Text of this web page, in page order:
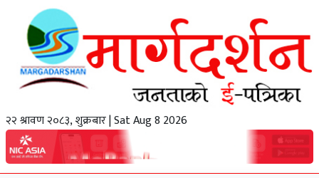
२२ श्रावण २०८३, शुक्रबार | Sat Aug 8 2026